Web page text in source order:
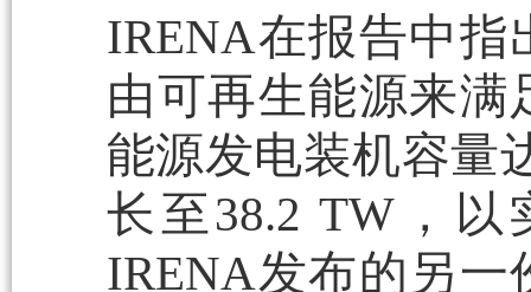
IRENA在报告中
由可再生能源来满
能源发电装机容量
长至38.2 TW，
IRENA发布的另一